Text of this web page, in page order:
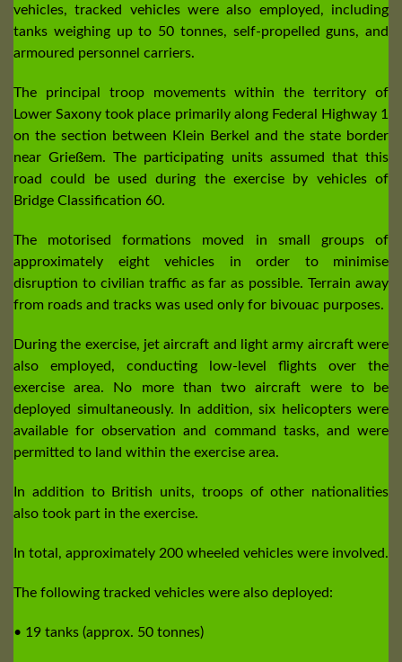
vehicles, tracked vehicles were also employed, including
tanks weighing up to 50 tonnes, self-propelled guns, and
armoured personnel carriers.
The principal troop movements within the territory of
Lower Saxony took place primarily along Federal Highway 1
on the section between Klein Berkel and the state border
near Grießem. The participating units assumed that this
road could be used during the exercise by vehicles of
Bridge Classification 60.
The motorised formations moved in small groups of
approximately eight vehicles in order to minimise
disruption to civilian traffic as far as possible. Terrain away
from roads and tracks was used only for bivouac purposes.
During the exercise, jet aircraft and light army aircraft were
also employed, conducting low-level flights over the
exercise area. No more than two aircraft were to be
deployed simultaneously. In addition, six helicopters were
available for observation and command tasks, and were
permitted to land within the exercise area.
In addition to British units, troops of other nationalities
also took part in the exercise.
In total, approximately 200 wheeled vehicles were involved.
The following tracked vehicles were also deployed:
• 19 tanks (approx. 50 tonnes)